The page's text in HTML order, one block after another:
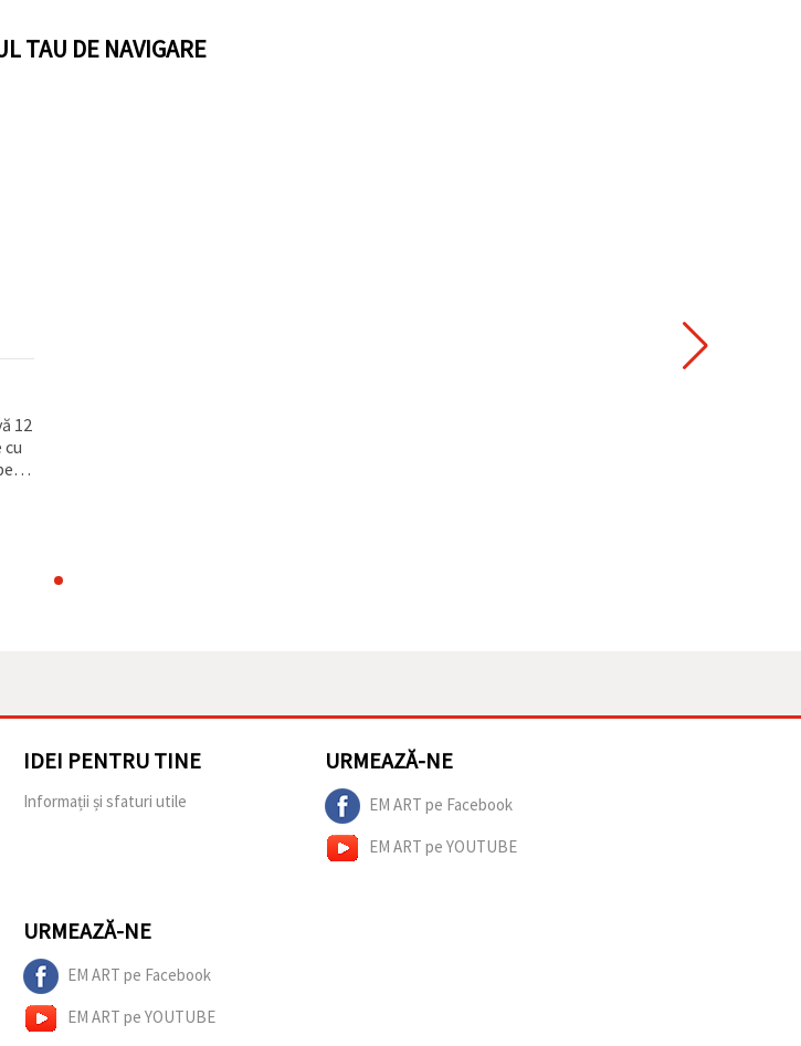
TAU DE NAVIGARE
12
cu
și
IDEI PENTRU TINE
Informații și sfaturi utile
URMEAZĂ-NE
EM ART pe Facebook
EM ART pe YOUTUBE
URMEAZĂ-NE
EM ART pe Facebook
EM ART pe YOUTUBE